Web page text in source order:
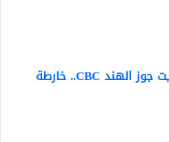
سعر زيت جوز الهند CBC.. خارطة